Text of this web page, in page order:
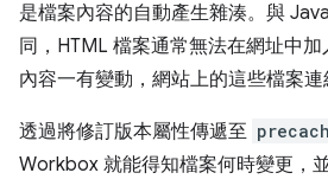
是檔案內容的自動產生雜湊。與
同，HTML 檔案通常無法在網址中
內容一有變動，網站上的這些檔案連
透過將修訂版本屬性傳遞至
Workbox 就能得知檔案何時變更，